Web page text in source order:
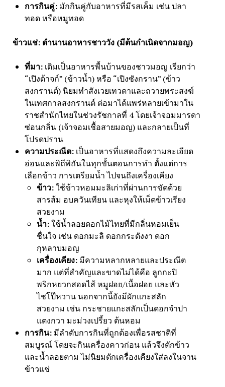
การกินคู่:มักกินคู่กับอาหารที่มีรสเค็ม เช่น ปลา
ทอด หรือหมูทอด
ข้าวแช่: ตำนานอาหารชาววัง (มีต้นกำเนิดจากมอญ)
ที่มา:เดิมเป็นอาหารพื้นบ้านของชาวมอญ เรียกว่า
“เปิงด้าจก์” (ข้าวน้ำ) หรือ “เปิงซังกราน” (ข้าว
สงกรานต์) นิยมทำสังเวยเทวดาและถวายพระสงฆ์
ในเทศกาลสงกรานต์ ต่อมาได้แพร่หลายเข้ามาใน
ราชสำนักไทยในช่วงรัชกาลที่ 4 โดยเจ้าจอมมารดา
ซ่อนกลิ่น (เจ้าจอมเชื้อสายมอญ) และกลายเป็นที่
โปรดปราน
ความประณีต:เป็นอาหารที่แสดงถึงความละเอียด
อ่อนและพิถีพิถันในทุกขั้นตอนการทำ ตั้งแต่การ
เลือกข้าว การเตรียมน้ำ ไปจนถึงเครื่องเคียง
ข้าว:ใช้ข้าวหอมมะลิเก่าที่ผ่านการขัดด้วย
สารส้ม อบควันเทียน และหุงให้เม็ดข้าวเรียง
สวยงาม
น้ำ:ใช้น้ำลอยดอกไม้ไทยที่มีกลิ่นหอมเย็น
ชื่นใจ เช่น ดอกมะลิ ดอกกระดังงา ดอก
กุหลาบมอญ
เครื่องเคียง:มีความหลากหลายและประณีต
มาก แต่ที่สำคัญและขาดไม่ได้คือ ลูกกะปิ
พริกหยวกสอดไส้ หมูฝอย/เนื้อฝอย และหัว
ไชโป๊หวาน นอกจากนี้ยังมีผักแกะสลัก
สวยงาม เช่น กระชายแกะสลักเป็นดอกจำปา
แตงกวา มะม่วงเปรี้ยว ต้นหอม
การกิน:มีลำดับการกินที่ถูกต้องเพื่อรสชาติที่
สมบูรณ์ โดยจะกินเครื่องคาวก่อน แล้วจึงตักข้าว
และน้ำลอยตาม ไม่นิยมตักเครื่องเคียงใส่ลงในจาน
ข้าวแช่